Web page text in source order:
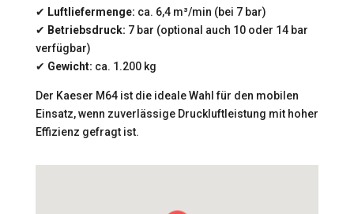
✔ Luftliefermenge: ca. 6,4 m³/min (bei 7 bar)
✔ Betriebsdruck: 7 bar (optional auch 10 oder 14 bar
verfügbar)
✔ Gewicht: ca. 1.200 kg
Der Kaeser M64 ist die ideale Wahl für den mobilen
Einsatz, wenn zuverlässige Druckluftleistung mit hoher
Effizienz gefragt ist.